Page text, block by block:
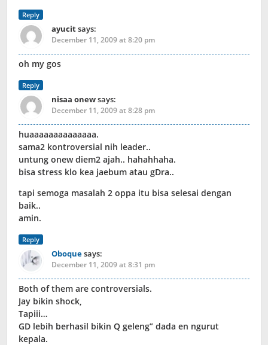
Reply
ayucitsays:
December 11, 2009 at 8:20 pm
oh my gos
Reply
nisaa onewsays:
December 11, 2009 at 8:28 pm
huaaaaaaaaaaaaaa.
sama2 kontroversial nih leader..
untung onew diem2 ajah.. hahahhaha.
bisa stress klo kea jaebum atau gDra..
tapi semoga masalah 2 oppa itu bisa selesai dengan
baik..
amin.
Reply
Oboquesays:
December 11, 2009 at 8:31 pm
Both of them are controversials.
Jay bikin shock,
Tapiii…
GD lebih berhasil bikin Q geleng” dada en ngurut
kepala.